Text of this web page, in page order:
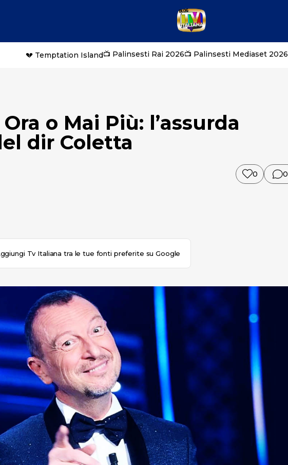
💔 Temptation Island📺 Palinsesti Rai 2026📺 Palinsesti Mediaset 2026
o Mai Più: l’assurda
dir Coletta
0 0
Tv Italiana tra le tue fonti preferite su Google